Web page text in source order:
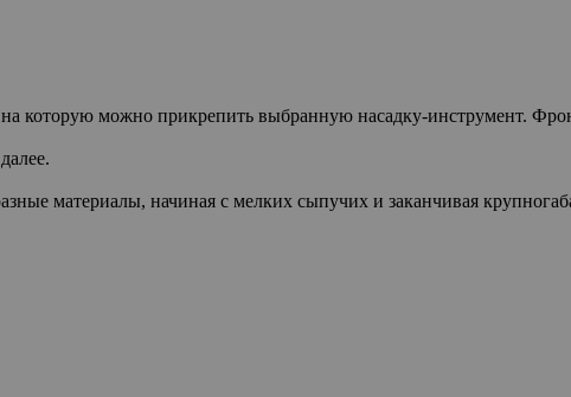
которую можно прикрепить выбранную насадку-инструмент.
материалы, начиная с мелких сыпучих и заканчивая